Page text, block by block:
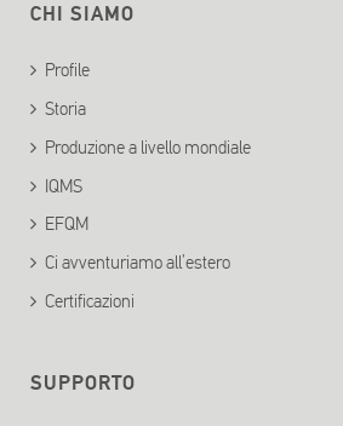
CHI SIAMO
Profile
Storia
Produzione a livello mondiale
IQMS
EFQM
Ci avventuriamo all’estero
Certificazioni
SUPPORTO